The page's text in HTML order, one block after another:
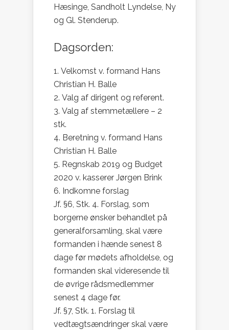
Hæsinge, Sandholt Lyndelse, Ny
og Gl. Stenderup.
Dagsorden:
Velkomst v. formand Hans
Christian H. Balle
Valg af dirigent og referent.
Valg af stemmetællere – 2
stk.
Beretning v. formand Hans
Christian H. Balle
Regnskab 2019 og Budget
2020 v. kasserer Jørgen Brink
Indkomne forslag
Jf. §6, Stk. 4. Forslag, som
borgerne ønsker behandlet på
generalforsamling, skal være
formanden i hænde senest 8
dage før mødets afholdelse, og
formanden skal videresende til
de øvrige rådsmedlemmer
senest 4 dage før.
Jf. §7, Stk. 1. Forslag til
vedtægtsændringer skal være